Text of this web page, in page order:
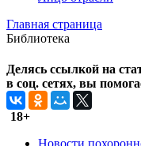
Главная страница
Библиотека
Делясь ссылкой на
в соц. сетях, вы
18+